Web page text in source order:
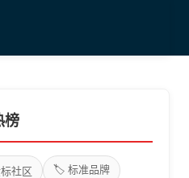
榜
社区 🏷️ 标准品牌